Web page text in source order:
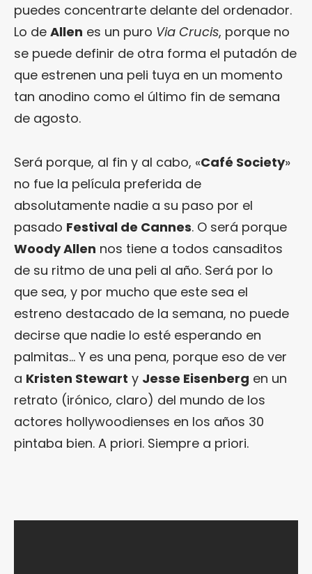
puedes concentrarte delante del ordenador.
Lo de Allen es un puro Via Crucis, porque no
se puede definir de otra forma el putadón de
que estrenen una peli tuya en un momento
tan anodino como el último fin de semana
de agosto.
Será porque, al fin y al cabo, «Café Society»
no fue la película preferida de
absolutamente nadie a su paso por el
pasado Festival de Cannes. O será porque
Woody Allen nos tiene a todos cansaditos
de su ritmo de una peli al año. Será por lo
que sea, y por mucho que este sea el
estreno destacado de la semana, no puede
decirse que nadie lo esté esperando en
palmitas… Y es una pena, porque eso de ver
a Kristen Stewart y Jesse Eisenberg en un
retrato (irónico, claro) del mundo de los
actores hollywoodienses en los años 30
pintaba bien. A priori. Siempre a priori.